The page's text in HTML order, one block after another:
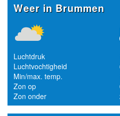
Weer in Brummen
Luchtdruk
Luchtvochtigheid
Min/max. temp.
Zon op
Zon onder